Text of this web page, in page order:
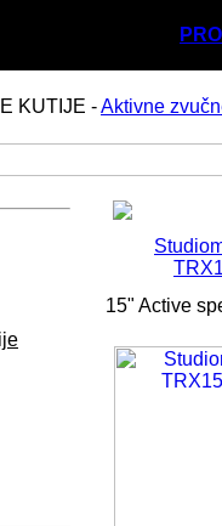
KUTIJE -Aktivne
15" Active